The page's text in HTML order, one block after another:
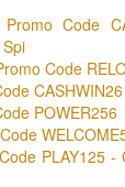
Promo Code
Code
POWER256
PLAY125